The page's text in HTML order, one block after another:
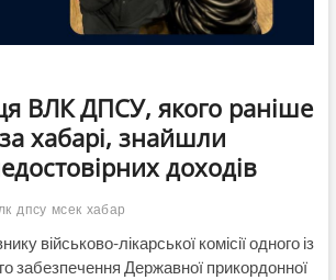
ВЛК ДПСУ, якого раніше
хабарі, знайшли
доходів
дпсу мсек хабар
військово-лікарської комісії одного із
забезпечення Державної прикордонної